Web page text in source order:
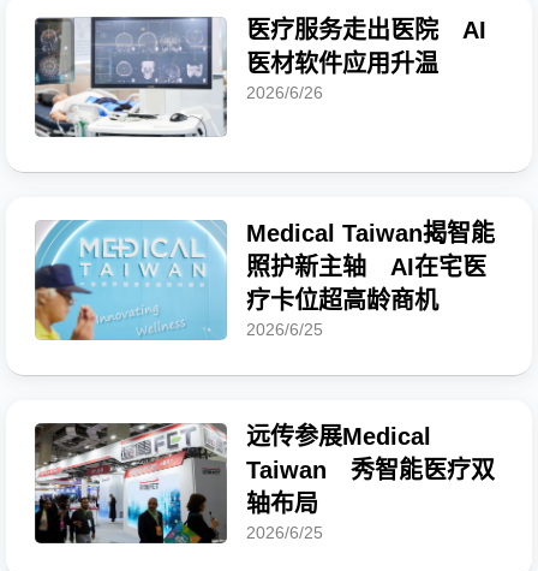
医疗服务走出医院 AI
医材软件应用升温
2026/6/26
Medical Taiwan揭智能
照护新主轴 AI在宅医
疗卡位超高龄商机
2026/6/25
远传参展Medical
Taiwan 秀智能医疗双
轴布局
2026/6/25